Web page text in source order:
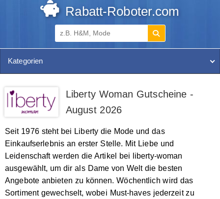
Rabatt-Roboter.com
Kategorien
Liberty Woman Gutscheine -
August 2026
Seit 1976 steht bei Liberty die Mode und das
Einkaufserlebnis an erster Stelle. Mit Liebe und
Leidenschaft werden die Artikel bei liberty-woman
ausgewählt, um dir als Dame von Welt die besten
Angebote anbieten zu können. Wöchentlich wird das
Sortiment gewechselt, wobei Must-haves jederzeit zu